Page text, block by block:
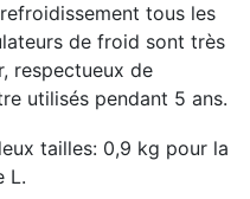
tous les
de froid sont très
respectueux de
utilisés pendant 5 ans.
tailles: 0,9 kg pour la
L.